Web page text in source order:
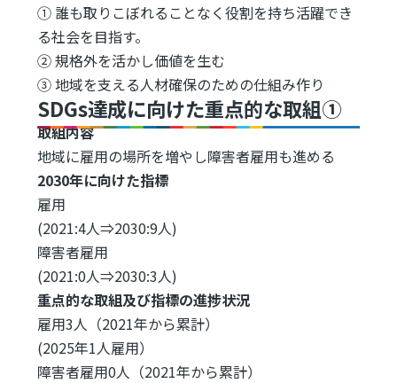
① 誰も取りこぼれることなく役割を持ち活躍でき
る社会を目指す。
② 規格外を活かし価値を生む
③ 地域を支える人材確保のための仕組み作り
SDGs達成に向けた重点的な取組①
取組内容
地域に雇用の場所を増やし障害者雇用も進める
2030年に向けた指標
雇用
(2021:4人⇒2030:9人)
障害者雇用
(2021:0人⇒2030:3人)
重点的な取組及び指標の進捗状況
雇用3人（2021年から累計）
(2025年1人雇用）
障害者雇用0人（2021年から累計）